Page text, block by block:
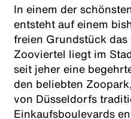
In einem der
entsteht auf einem
freien Grundstück das
Zooviertel liegt im
seit jeher eine
den beliebten
von Düsseldorfs
Einkaufsboulevards